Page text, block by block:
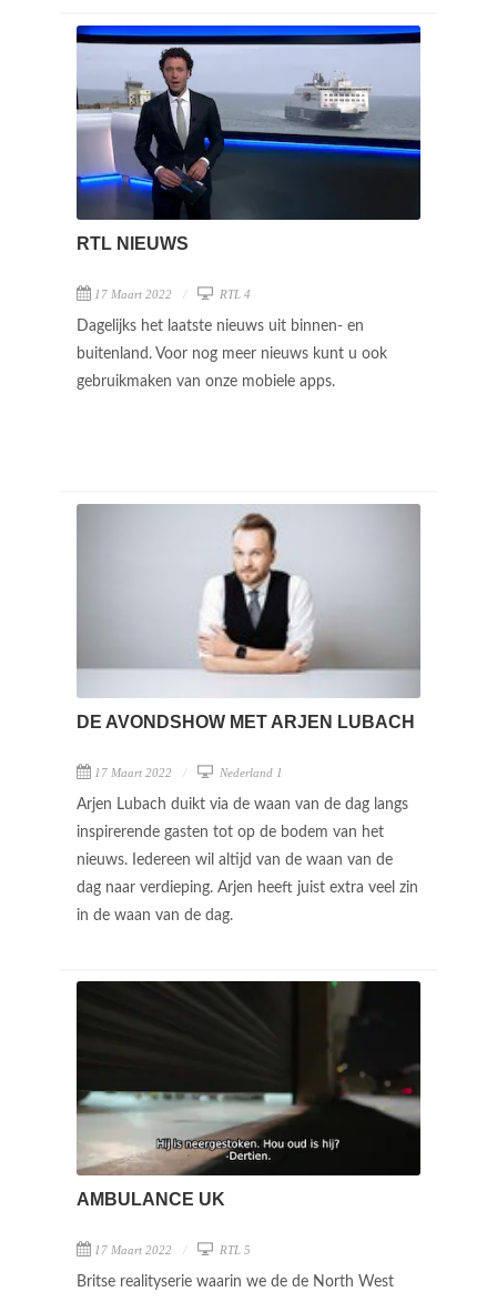
RTL NIEUWS
17 Maart 2022 RTL 4
Dagelijks het laatste nieuws uit binnen- en
buitenland. Voor nog meer nieuws kunt u ook
gebruikmaken van onze mobiele apps.
DE AVONDSHOW MET ARJEN LUBACH
17 Maart 2022 Nederland 1
Arjen Lubach duikt via de waan van de dag langs
inspirerende gasten tot op de bodem van het
nieuws. Iedereen wil altijd van de waan van de
dag naar verdieping. Arjen heeft juist extra veel zin
in de waan van de dag.
AMBULANCE UK
17 Maart 2022 RTL 5
Britse realityserie waarin we de de North West